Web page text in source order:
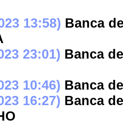
13:58) Banca
23:01) Banca
10:46) Banca
16:27) Banca